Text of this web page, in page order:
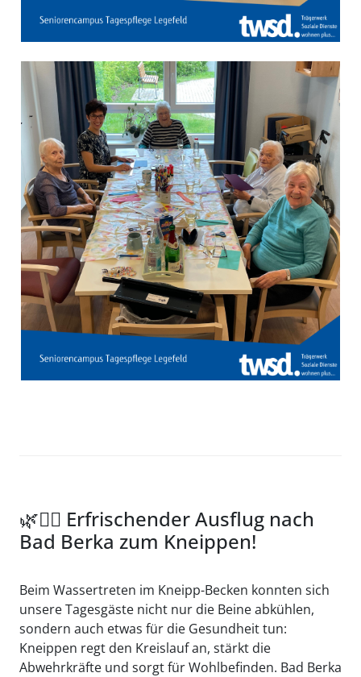
🌿🚶‍♀️ Erfrischender Ausflug nach
Bad Berka zum Kneippen!
Beim Wassertreten im Kneipp-Becken konnten sich
unsere Tagesgäste nicht nur die Beine abkühlen,
sondern auch etwas für die Gesundheit tun:
Kneippen regt den Kreislauf an, stärkt die
Abwehrkräfte und sorgt für Wohlbefinden. Bad Berka